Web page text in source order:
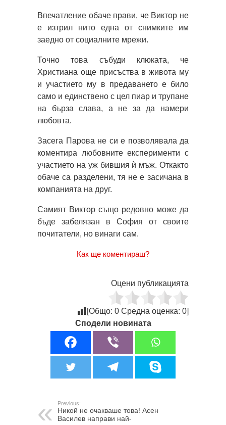
Впечатление обаче прави, че Виктор не
е изтрил нито една от снимките им
заедно от социалните мрежи.
Точно това събуди клюката, че
Христиана още присъства в живота му
и участието му в предаването е било
само и единствено с цел пиар и трупане
на бърза слава, а не за да намери
любовта.
Засега Парова не си е позволявала да
коментира любовните експерименти с
участието на уж бившия ѝ мъж. Откакто
обаче са разделени, тя не е засичана в
компанията на друг.
Самият Виктор също редовно може да
бъде забелязан в София от своите
почитатели, но винаги сам.
Как ще коментираш?
Оцени публикацията
[Общо: 0 Средна оценка: 0]
Сподели новината
Previous:
Никой не очакваше това! Асен
Василев направи най-